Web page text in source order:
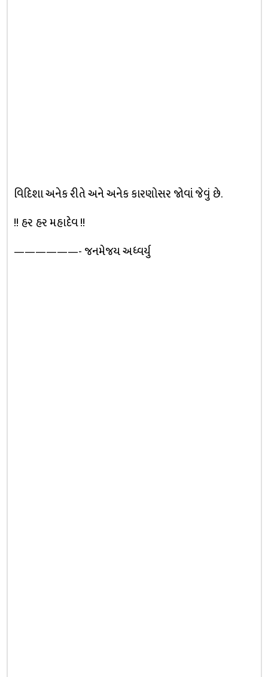
વિદિશા અનેક રીતે અને અનેક કારણોસર જોવાં જેવું છે.
!! હર હર મહાદેવ !!
——————- જનમેજય અધ્વર્યુ